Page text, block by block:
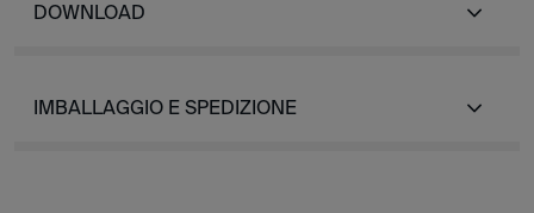
DOWNLOAD
IMBALLAGGIO E SPEDIZIONE